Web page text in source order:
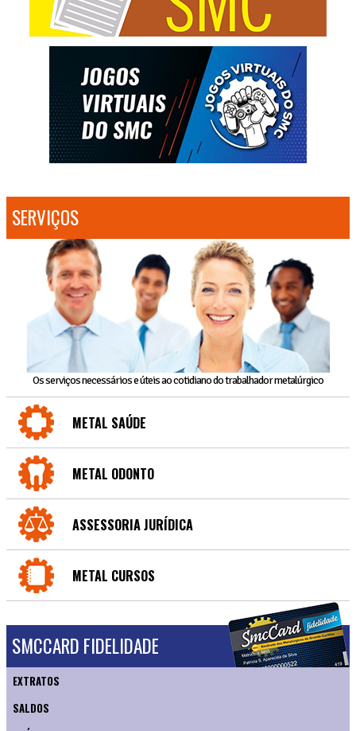
SERVIÇOS
Os serviços necessários e úteis ao cotidiano do trabalhador metalúrgico
METAL SAÚDE
METAL ODONTO
ASSESSORIA JURÍDICA
METAL CURSOS
SMCCARD FIDELIDADE
EXTRATOS
SALDOS